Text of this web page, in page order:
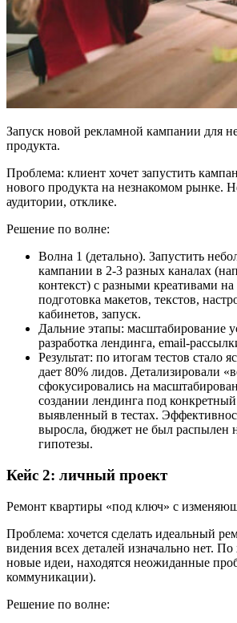
Запуск новой рекламной кампании для
продукта.
Проблема: клиент хочет запустить
нового продукта на незнакомом рынке.
аудитории, отклике.
Решение по волне:
Волна 1 (детально). Запустить
кампании в 2-3 разных каналах
контекст) с разными креативами на
подготовка макетов, текстов,
кабинетов, запуск.
Дальние этапы: масштабирование
разработка лендинга, email-
Результат: по итогам тестов стало
дает 80% лидов. Детализировали
сфокусировались на
создании лендинга под
выявленный в тестах.
выросла, бюджет не был распылен
гипотезы.
Кейс 2: личный проект
Ремонт квартиры «под ключ» с
Проблема: хочется сделать идеальный
видения всех деталей изначально нет.
новые идеи, находятся неожиданные
коммуникации).
Решение по волне: